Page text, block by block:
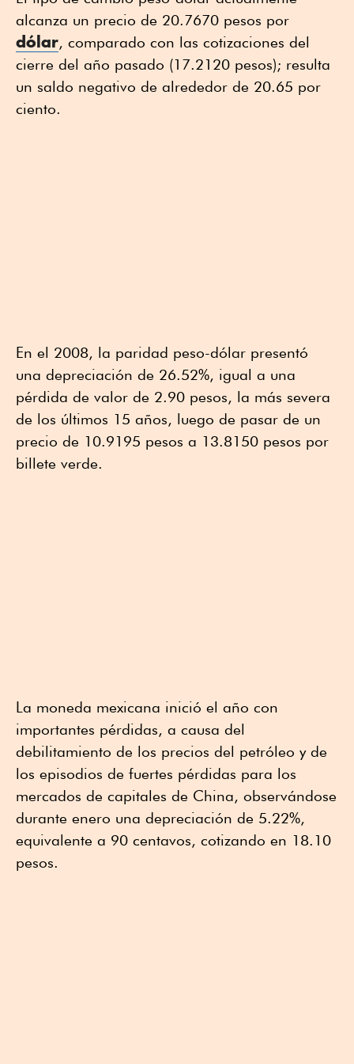
alcanza un precio de 20.7670 pesos por
dólar, comparado con las cotizaciones del
cierre del año pasado (17.2120 pesos); resulta
un saldo negativo de alrededor de 20.65 por
ciento.
En el 2008, la paridad peso-dólar presentó
una depreciación de 26.52%, igual a una
pérdida de valor de 2.90 pesos, la más severa
de los últimos 15 años, luego de pasar de un
precio de 10.9195 pesos a 13.8150 pesos por
billete verde.
La moneda mexicana inició el año con
importantes pérdidas, a causa del
debilitamiento de los precios del petróleo y de
los episodios de fuertes pérdidas para los
mercados de capitales de China, observándose
durante enero una depreciación de 5.22%,
equivalente a 90 centavos, cotizando en 18.10
pesos.